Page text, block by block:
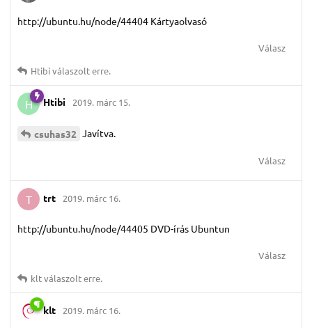
http://ubuntu.hu/node/44404 Kártyaolvasó
Válasz
Htibiválaszolt erre.
H Htibi 2019. márc 15.
csuhas32 Javítva.
Válasz
T trt 2019. márc 16.
http://ubuntu.hu/node/44405 DVD-írás Ubuntun
Válasz
kltválaszolt erre.
klt 2019. márc 16.